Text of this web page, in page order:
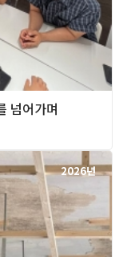
넘어가며
2026년